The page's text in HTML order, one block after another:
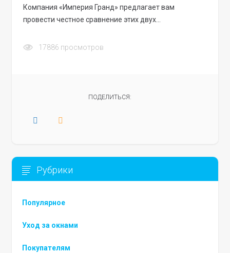
Компания «Империя Гранд» предлагает вам
провести честное сравнение этих двух…
17886 просмотров
ПОДЕЛИТЬСЯ:
Рубрики
Популярное
Уход за окнами
Покупателям